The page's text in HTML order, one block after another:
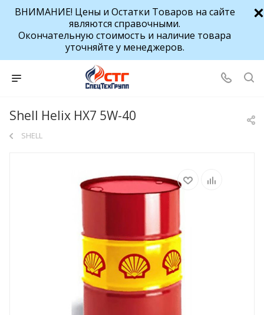
ВНИМАНИЕ! Цены и Остатки Товаров на сайте
являются справочными.
Окончательную стоимость и наличие товара
уточняйте у менеджеров.
Shell Helix HX7 5W-40
SHELL